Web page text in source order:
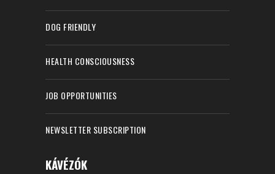
DOG FRIENDLY
HEALTH CONSCIOUSNESS
JOB OPPORTUNITIES
NEWSLETTER SUBSCRIPTION
KÁVÉZÓK